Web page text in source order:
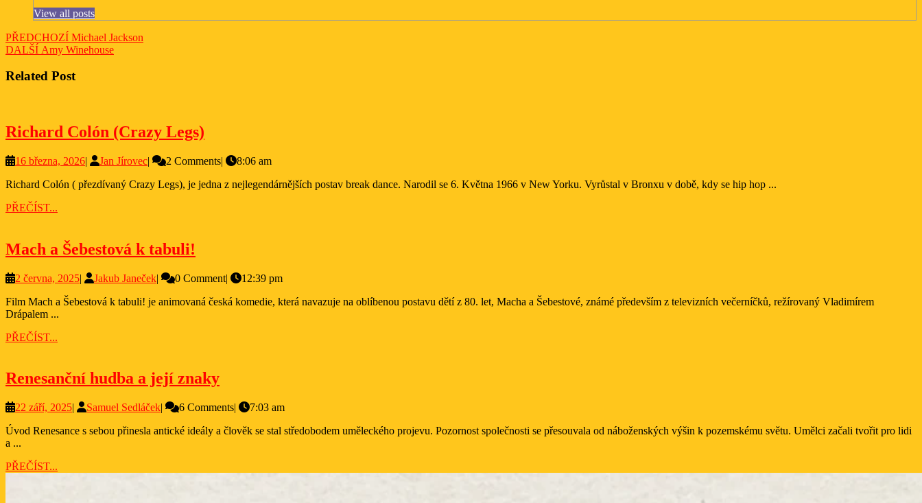
View all posts
Navigace
pro
příspěvek
PŘEDCHOZÍ Previous
post:
Michael Jackson
DALŠÍ Next
Amy Winehouse
Related Post
Richard Colón (Crazy Legs)
(Crazy
Legs)
16 března, 202616
2026
| Jan JírovecJan
| 2 Comments|
8:06 am
Richard Colón ( přezdívaný Crazy Legs), je jedna z nejlegendárnějších postav break dance. Narodil se 6. Května 1966 v New Yorku. Vyrůstal v Bronxu v době, kdy se hip hop ...
PŘEČÍST...
Mach a Šebestová k tabuli!
Šebestová
k
2 června, 20252
2025
| Jakub JanečekJakub
| 0 Comment|
12:39 pm
Film Mach a Šebestová k tabuli! je animovaná česká komedie, která navazuje na oblíbenou postavu dětí z 80. let, Macha a Šebestové, známé především z televizních večerníčků, režírovaný Vladimírem
Drápalem ...
PŘEČÍST...
Renesanční hudba a její znakyRenesanční
a
její
22 září, 202522
2025
| Samuel SedláčekSamuel
| 6 Comments|
7:03 am
Úvod Renesance s sebou přinesla antické ideály a člověk se stal středobodem uměleckého projevu. Pozornost společnosti se přesouvala od náboženských výšin k pozemskému světu. Umělci začali tvořit pro lidi
a ...
PŘEČÍST...